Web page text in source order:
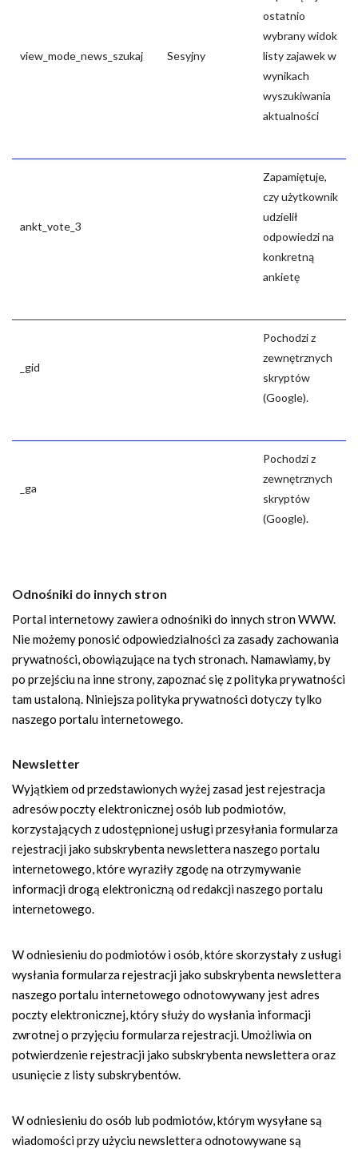
view_mode_news_szukaj Sesyjny
ostatnio
wybrany widok
listy zajawek w
wynikach
wyszukiwania
aktualności
ankt_vote_3
Zapamiętuje,
czy użytkownik
udzielił
odpowiedzi na
konkretną
ankietę
_gid
Pochodzi z
zewnętrznych
skryptów
(Google).
_ga
Pochodzi z
zewnętrznych
skryptów
(Google).
Odnośniki do innych stron
Portal internetowy zawiera odnośniki do innych stron WWW.
Nie możemy ponosić odpowiedzialności za zasady zachowania
prywatności, obowiązujące na tych stronach. Namawiamy, by
po przejściu na inne strony, zapoznać się z polityka prywatności
tam ustaloną. Niniejsza polityka prywatności dotyczy tylko
naszego portalu internetowego.
Newsletter
Wyjątkiem od przedstawionych wyżej zasad jest rejestracja
adresów poczty elektronicznej osób lub podmiotów,
korzystających z udostępnionej usługi przesyłania formularza
rejestracji jako subskrybenta newslettera naszego portalu
internetowego, które wyraziły zgodę na otrzymywanie
informacji drogą elektroniczną od redakcji naszego portalu
internetowego.
W odniesieniu do podmiotów i osób, które skorzystały z usługi
wysłania formularza rejestracji jako subskrybenta newslettera
naszego portalu internetowego odnotowywany jest adres
poczty elektronicznej, który służy do wysłania informacji
zwrotnej o przyjęciu formularza rejestracji. Umożliwia on
potwierdzenie rejestracji jako subskrybenta newslettera oraz
usunięcie z listy subskrybentów.
W odniesieniu do osób lub podmiotów, którym wysyłane są
wiadomości przy użyciu newslettera odnotowywane są